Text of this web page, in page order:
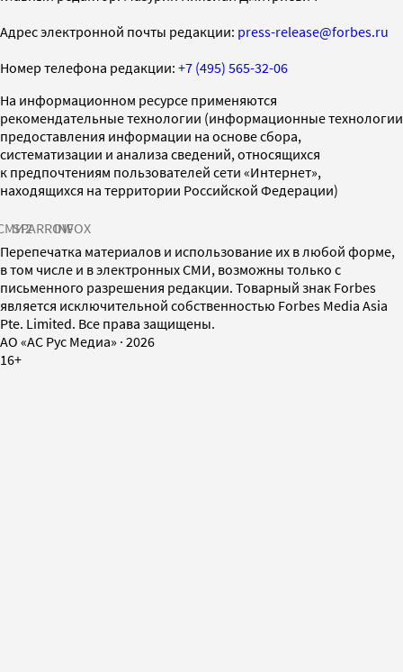
Адрес электронной почты редакции: press-release@forbes.ru
Номер телефона редакции: +7 (495) 565-32-06
На информационном ресурсе применяются
рекомендательные технологии (информационные технологии
предоставления информации на основе сбора,
систематизации и анализа сведений, относящихся
к предпочтениям пользователей сети «Интернет»,
находящихся на территории Российской Федерации)
SPARROWINFOX
Перепечатка материалов и использование их в любой форме,
в том числе и в электронных СМИ, возможны только с
письменного разрешения редакции. Товарный знак Forbes
является исключительной собственностью Forbes Media Asia
Pte. Limited. Все права защищены.
AO «АС Рус Медиа» · 2026
16+